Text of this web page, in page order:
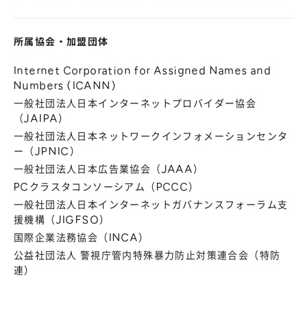
所属協会 ・加盟団体
Internet Corporation for Assigned Names and
Numbers (ICANN)
一般社団法人日本インターネットプロバイダー協会
（JAIPA）
一般社団法人日本ネットワークインフォメーションセンタ
ー（JPNIC）
一般社団法人日本広告業協会（JAAA）
PCクラスタコンソーシアム（PCCC）
一般社団法人日本インターネットガバナンスフォーラム支
援機構（JIGFSO）
国際企業法務協会（INCA）
公益社団法人 警視庁管内特殊暴力防止対策連合会（特防
連）